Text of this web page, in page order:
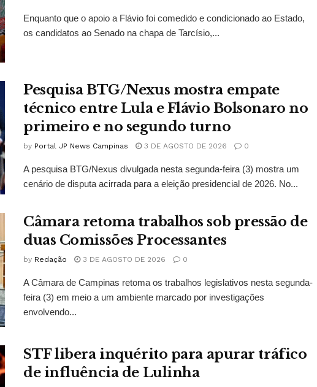
Enquanto que o apoio a Flávio foi comedido e condicionado ao Estado,
os candidatos ao Senado na chapa de Tarcísio,...
Pesquisa BTG/Nexus mostra empate
técnico entre Lula e Flávio Bolsonaro no
primeiro e no segundo turno
by Portal JP News Campinas 3 DE AGOSTO DE 2026 0
A pesquisa BTG/Nexus divulgada nesta segunda-feira (3) mostra um
cenário de disputa acirrada para a eleição presidencial de 2026. No...
Câmara retoma trabalhos sob pressão de
duas Comissões Processantes
by Redação 3 DE AGOSTO DE 2026 0
A Câmara de Campinas retoma os trabalhos legislativos nesta segunda-
feira (3) em meio a um ambiente marcado por investigações
envolvendo...
STF libera inquérito para apurar tráfico
de influência de Lulinha